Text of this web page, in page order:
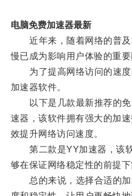
电脑免费加速器最新
近年来，随着网络的普及
慢已成为影响用户体验的重要
为了提高网络访问的速度
加速器软件。
以下是几款最新推荐的免
速器，该软件拥有强大的加
效提升网络访问速度。
第二款是YY加速器，该软
够在保证网络稳定性的前提下
总的来说，选择合适的加